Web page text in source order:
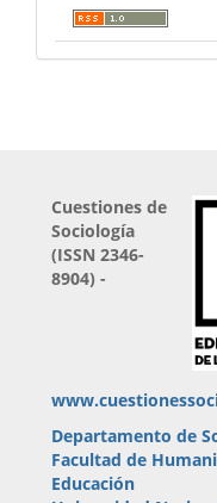
Cuestiones de
Sociología
(ISSN 2346-
8904) -
Departamento de
Facultad de
Educación